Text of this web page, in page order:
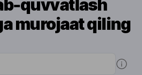
quvvatlash
murojaat qiling